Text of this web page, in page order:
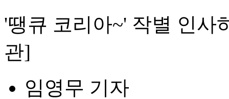
'땡큐 코리아~' 작별 인사
관]
임영무 기자